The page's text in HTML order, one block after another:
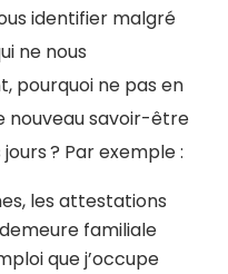
identifier malgré
ne nous
pourquoi ne pas en
savoir-être
? Par exemple :
les attestations
familiale
que j’occupe